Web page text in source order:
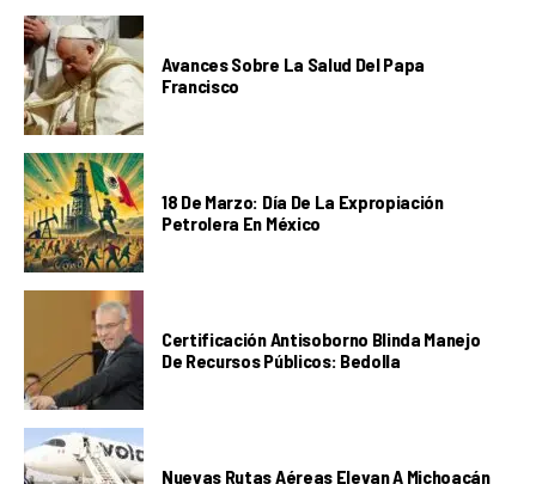
Avances Sobre La Salud Del Papa
Francisco
18 De Marzo: Día De La Expropiación
Petrolera En México
Certificación Antisoborno Blinda Manejo
De Recursos Públicos: Bedolla
Nuevas Rutas Aéreas Elevan A Michoacán